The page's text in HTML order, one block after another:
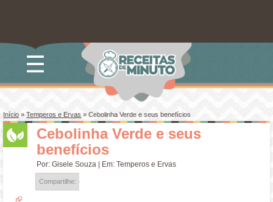
☰
Início»Temperos e Ervas »Cebolinha Verde e seus benefícios
Cebolinha Verde e seus
benefícios
Por:Gisele Souza | Em:Temperos e Ervas
Compartilhe: